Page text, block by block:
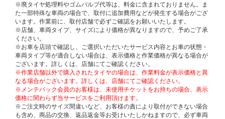
※廃タイヤ処理料やゴムバルブ代等は、料金に含まれておりません。ま
た一部特殊な車両の場合で、取付に追加費用などが発生する場合がござ
います。作業前に、取付店舗で必ずご確認をお願いいたします。
※店舗、車両タイプ、サイズにより価格が異なりますので、予めご了承
ください。
※お車を店頭で確認し、ご選択いただいたサービス内容とお車の状態・
車両タイプ等が適合しない場合は、表示価格と作業価格が異なる場合が
ございます。詳しくは、店舗にてご確認ください。
※作業店舗以外で購入されたタイヤの場合は、作業料金が表示価格と異
なる場合がございます。詳しくは、店舗にてご確認ください。
※メンテパック会員のお客様は、未使用チケットをお持ちの場合、表示
価格に関わらず当サービスをご利用頂けます。
※ご注文時のサイズ間違いなど、お客様の責により取付ができない場合
も含め、商品の交換、返品返金等お受けいたしかねますので、必ず車両